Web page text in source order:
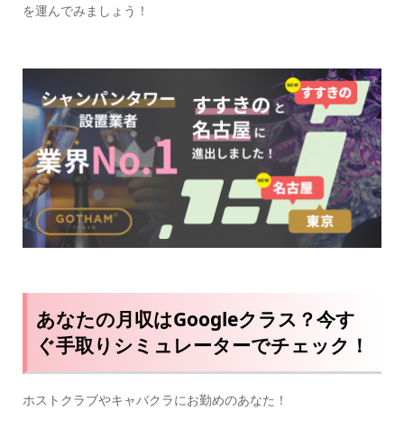
を運んでみましょう！
あなたの月収はGoogleクラス？今す
ぐ手取りシミュレーターでチェック！
ホストクラブやキャバクラにお勤めのあなた！